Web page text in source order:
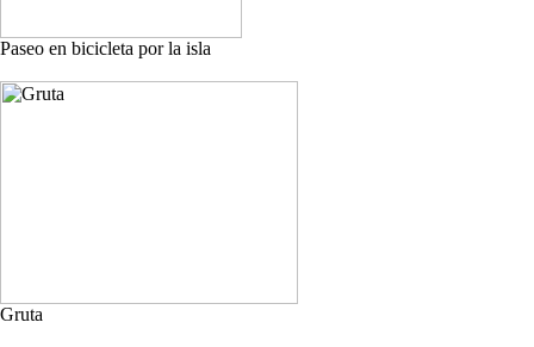
Paseo en bicicleta por la isla
Gruta